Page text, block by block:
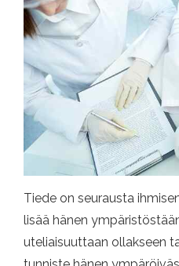
Tiede on seurausta
lisää hänen
uteliaisuuttaan ollakseen